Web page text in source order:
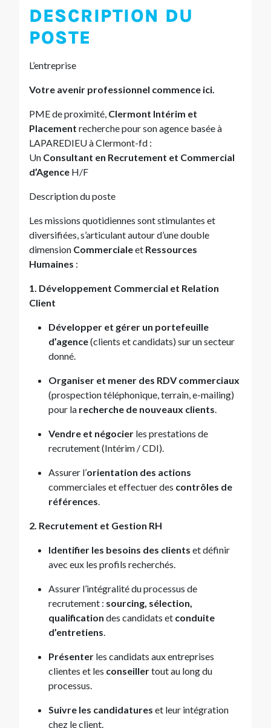
DESCRIPTION DU
POSTE
L’entreprise
Votre avenir professionnel commence ici.
PME de proximité, Clermont Intérim et
Placement recherche pour son agence basée à
LAPAREDIEU à Clermont-fd :
Un Consultant en Recrutement et Commercial
d’Agence H/F
Description du poste
Les missions quotidiennes sont stimulantes et
diversifiées, s’articulant autour d’une double
dimension Commercialeet Ressources
Humaines :
1. Développement Commercial et Relation
Client
Développer et gérer un portefeuille
d’agence(clients et candidats) sur un secteur
donné.
Organiser et mener des RDV commerciaux
(prospection téléphonique, terrain, e-mailing)
pour la recherche de nouveaux clients
Vendre et négocier les prestations de
recrutement (Intérim / CDI).
Assurer l’orientation des actions
commerciales et effectuer des contrôles de
références
2. Recrutement et Gestion RH
Identifier les besoins des clients et définir
avec eux les profils recherchés.
Assurer l’intégralité du processus de
recrutement : sourcing, sélection,
qualification des candidats et conduite
d’entretiens
Présenter les candidats aux entreprises
clientes et les conseillertout au long du
processus.
Suivre les candidatures et leur intégration
chez le client.